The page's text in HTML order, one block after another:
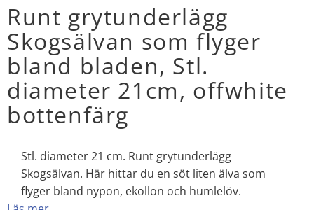
Runt grytunderlägg
Skogsälvan som flyger
bland bladen, Stl.
diameter 21cm, offwhite
bottenfärg
Stl. diameter 21 cm. Runt grytunderlägg
Skogsälvan. Här hittar du en söt liten älva som
flyger bland nypon, ekollon och humlelöv.